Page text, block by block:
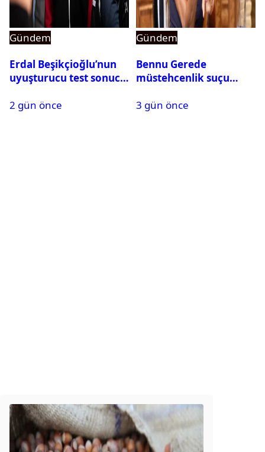
Gündem
Erdal Beşikçioğlu’nun
uyuşturucu test sonucu
2 gün önce
Gündem
Bennu Gerede
müstehcenlik suçu
alındı
3 gün önce